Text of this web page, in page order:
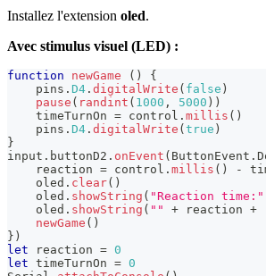
Installez l'extension oled.
Avec stimulus visuel (LED) :
function newGame ( )
{
    pins
. D4 . digitalWrite ( false )
pause ( randint ( 1000 , 5000 ) )
    timeTurnOn
= control . millis ( )
    pins
. D4 . digitalWrite (true )
}
input . buttonD2 . onEvent ( ButtonEvent .
    reaction
= control . millis ( ) -
    oled
. clear( )
    oled
. showString ( "Reaction time:"
    oled
. showString ( "" + reaction +
newGame ( )
} )
let reaction = 0
let timeTurnOn = 0